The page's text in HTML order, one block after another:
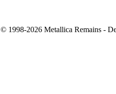
© 1998-2026 Metallica Remains -